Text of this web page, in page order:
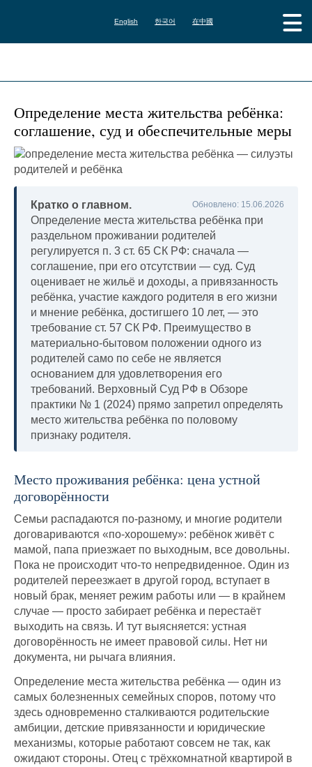
English 한국어 在中國
Определение места жительства ребёнка:
соглашение, суд и обеспечительные меры
Обновлено: 15.06.2026
Кратко о главном.
Определение места жительства ребёнка при
раздельном проживании родителей
регулируется п. 3 ст. 65 СК РФ: сначала —
соглашение, при его отсутствии — суд. Суд
оценивает не жильё и доходы, а привязанность
ребёнка, участие каждого родителя в его жизни
и мнение ребёнка, достигшего 10 лет, — это
требование ст. 57 СК РФ. Преимущество в
материально-бытовом положении одного из
родителей само по себе не является
основанием для удовлетворения его
требований. Верховный Суд РФ в Обзоре
практики № 1 (2024) прямо запретил определять
место жительства ребёнка по половому
признаку родителя.
Место проживания ребёнка: цена устной
договорённости
Семьи распадаются по-разному, и многие родители
договариваются «по-хорошему»: ребёнок живёт с
мамой, папа приезжает по выходным, все довольны.
Пока не происходит что-то непредвиденное. Один из
родителей переезжает в другой город, вступает в
новый брак, меняет режим работы или — в крайнем
случае — просто забирает ребёнка и перестаёт
выходить на связь. И тут выясняется: устная
договорённость не имеет правовой силы. Нет ни
документа, ни рычага влияния.
Определение места жительства ребёнка — один из
самых болезненных семейных споров, потому что
здесь одновременно сталкиваются родительские
амбиции, детские привязанности и юридические
механизмы, которые работают совсем не так, как
ожидают стороны. Отец с трёхкомнатной квартирой в